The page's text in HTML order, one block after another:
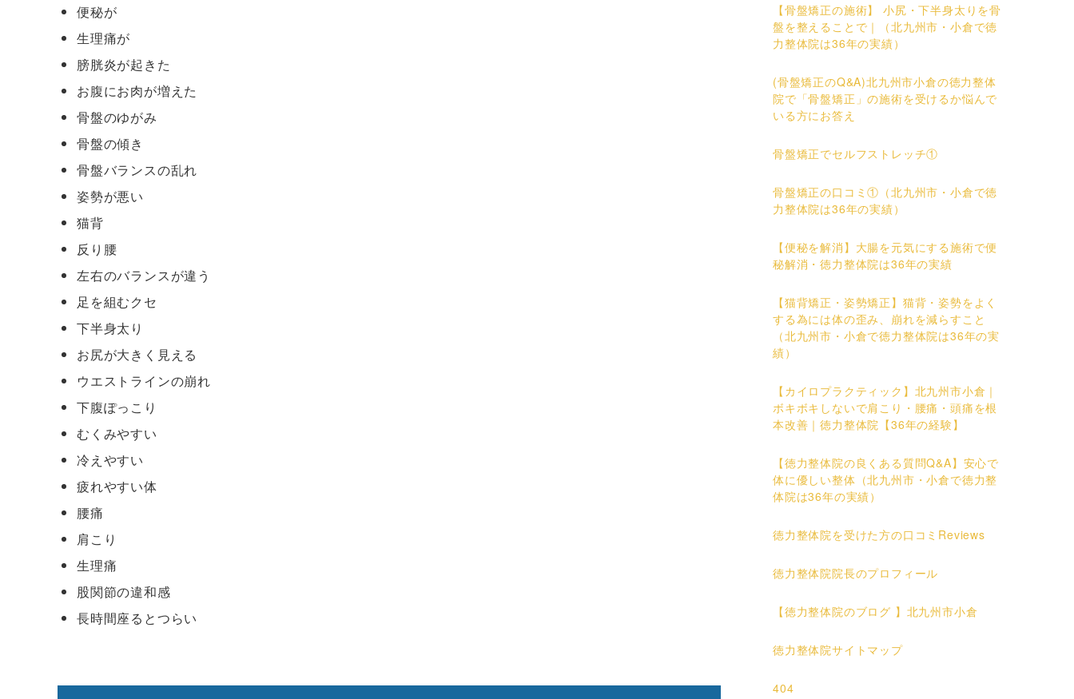
便秘が
生理痛が
膀胱炎が起きた
お腹にお肉が増えた
骨盤のゆがみ
骨盤の傾き
骨盤バランスの乱れ
姿勢が悪い
猫背
反り腰
左右のバランスが違う
足を組むクセ
下半身太り
お尻が大きく見える
ウエストラインの崩れ
下腹ぽっこり
むくみやすい
冷えやすい
疲れやすい体
腰痛
肩こり
生理痛
股関節の違和感
長時間座るとつらい
【骨盤矯正の施術】 小尻・下半身太りを骨
盤を整えることで｜（北九州市・小倉で徳
力整体院は36年の実績）
(骨盤矯正のQ&A)北九州市小倉の徳力整体
院で「骨盤矯正」の施術を受けるか悩んで
いる方にお答え
骨盤矯正でセルフストレッチ①
骨盤矯正の口コミ①（北九州市・小倉で徳
力整体院は36年の実績）
【便秘を解消】大腸を元気にする施術で便
秘解消・徳力整体院は36年の実績
【猫背矯正・姿勢矯正】猫背・姿勢をよく
する為には体の歪み、崩れを減らすこと
（北九州市・小倉で徳力整体院は36年の実
績）
【カイロプラクティック】北九州市小倉｜
ボキボキしないで肩こり・腰痛・頭痛を根
本改善｜徳力整体院【36年の経験】
【徳力整体院の良くある質問Q&A】安心で
体に優しい整体（北九州市・小倉で徳力整
体院は36年の実績）
徳力整体院を受けた方の口コミReviews
徳力整体院院長のプロフィール
【徳力整体院のブログ 】北九州市小倉
徳力整体院サイトマップ
404